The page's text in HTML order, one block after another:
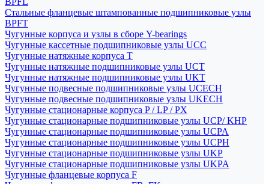
Стальные фланцевые штампованные подшипниковые узлы
BPFT
Чугунные корпуса и узлы в сборе Y-bearings
Чугунные кассетные подшипниковые узлы UCC
Чугунные натяжные корпуса T
Чугунные натяжные подшипниковые узлы UCT
Чугунные натяжные подшипниковые узлы UKT
Чугунные подвесные подшипниковые узлы UCECH
Чугунные подвесные подшипниковые узлы UKECH
Чугунные стационарные корпуса P / LP / PX
Чугунные стационарные подшипниковые узлы UCP/ KHP
Чугунные стационарные подшипниковые узлы UCPA
Чугунные стационарные подшипниковые узлы UCPH
Чугунные стационарные подшипниковые узлы UKP
Чугунные стационарные подшипниковые узлы UKPA
Чугунные фланцевые корпуса F